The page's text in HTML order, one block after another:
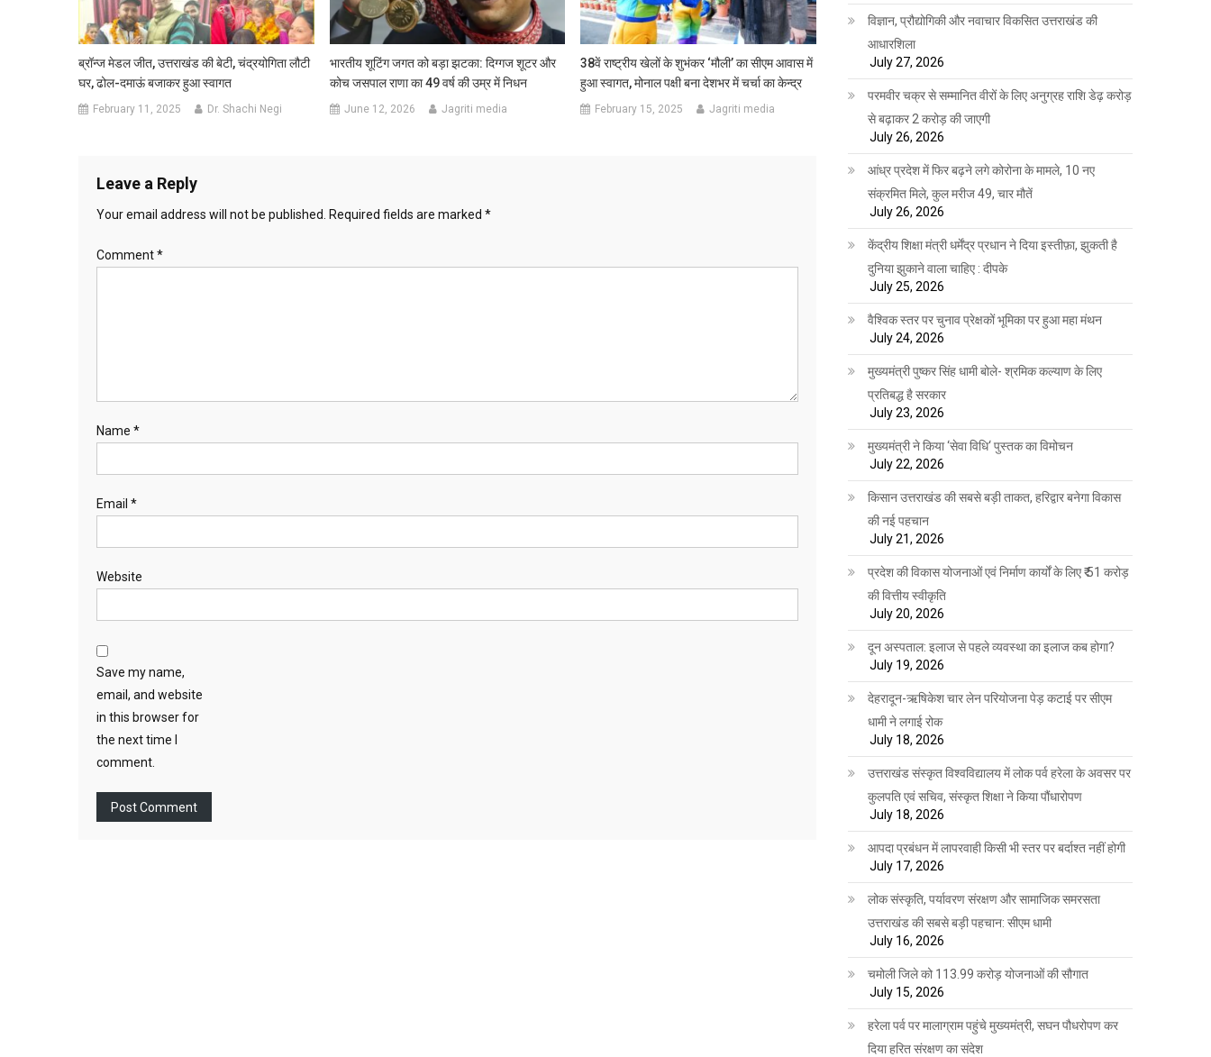
ब्रॉन्ज मेडल जीत, उत्तराखंड की बेटी, चंद्रयोगिता लौटी
घर, ढोल-दमाऊं बजाकर हुआ स्वागत
February 11, 2025 Dr. Shachi Negi
भारतीय शूटिंग जगत को बड़ा झटका: दिग्गज शूटर और
कोच जसपाल राणा का 49 वर्ष की उम्र में निधन
June 12, 2026 Jagriti media
38वें राष्ट्रीय खेलों के शुभंकर ‘मौली’ का सीएम आवास में
हुआ स्वागत, मोनाल पक्षी बना देशभर में चर्चा का केन्द्र
February 15, 2025 Jagriti media
Leave a Reply
Your email address will not be published. Required fields are marked *
Comment*
Name *
Email *
Website
Save my name,
email, and website
in this browser for
the next time I
comment.
विज्ञान, प्रौद्योगिकी और नवाचार विकसित उत्तराखंड की
आधारशिला
July 27, 2026
परमवीर चक्र से सम्मानित वीरों के लिए अनुग्रह राशि डेढ़ करोड़
से बढ़ाकर 2 करोड़ की जाएगी
July 26, 2026
आंध्र प्रदेश में फिर बढ़ने लगे कोरोना के मामले, 10 नए
संक्रमित मिले, कुल मरीज 49, चार मौतें
July 26, 2026
केंद्रीय शिक्षा मंत्री धर्मेंद्र प्रधान ने दिया इस्तीफ़ा, झुकती है
दुनिया झुकाने वाला चाहिए : दीपके
July 25, 2026
वैश्विक स्तर पर चुनाव प्रेक्षकों भूमिका पर हुआ महा मंथन
July 24, 2026
मुख्यमंत्री पुष्कर सिंह धामी बोले- श्रमिक कल्याण के लिए
प्रतिबद्ध है सरकार
July 23, 2026
मुख्यमंत्री ने किया ‘सेवा विधि‘ पुस्तक का विमोचन
July 22, 2026
किसान उत्तराखंड की सबसे बड़ी ताकत, हरिद्वार बनेगा विकास
की नई पहचान
July 21, 2026
प्रदेश की विकास योजनाओं एवं निर्माण कार्यों के लिए ₹ 51 करोड़
की वित्तीय स्वीकृति
July 20, 2026
दून अस्पताल: इलाज से पहले व्यवस्था का इलाज कब होगा?
July 19, 2026
देहरादून-ऋषिकेश चार लेन परियोजना पेड़ कटाई पर सीएम
धामी ने लगाई रोक
July 18, 2026
उत्तराखंड संस्कृत विश्वविद्यालय में लोक पर्व हरेला के अवसर पर
कुलपति एवं सचिव, संस्कृत शिक्षा ने किया पौंधारोपण
July 18, 2026
आपदा प्रबंधन में लापरवाही किसी भी स्तर पर बर्दाश्त नहीं होगी
July 17, 2026
लोक संस्कृति, पर्यावरण संरक्षण और सामाजिक समरसता
उत्तराखंड की सबसे बड़ी पहचान: सीएम धामी
July 16, 2026
चमोली जिले को 113.99 करोड़ योजनाओं की सौगात
July 15, 2026
हरेला पर्व पर मालाग्राम पहुंचे मुख्यमंत्री, सघन पौधरोपण कर
दिया हरित संरक्षण का संदेश